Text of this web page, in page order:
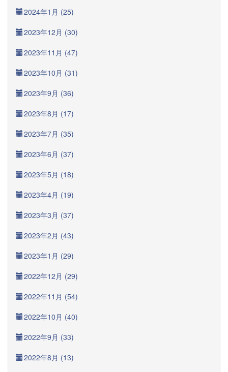
2024年1月 (25)
2023年12月 (30)
2023年11月 (47)
2023年10月 (31)
2023年9月 (36)
2023年8月 (17)
2023年7月 (35)
2023年6月 (37)
2023年5月 (18)
2023年4月 (19)
2023年3月 (37)
2023年2月 (43)
2023年1月 (29)
2022年12月 (29)
2022年11月 (54)
2022年10月 (40)
2022年9月 (33)
2022年8月 (13)